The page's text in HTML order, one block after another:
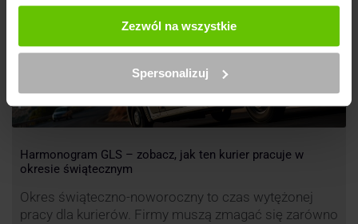
Zezwól na wszystkie
Spersonalizuj
Harmonogram GLS – zobacz, jak ten kurier pracuje w
okresie świątecznym
Okres świąteczno-noworoczny to czas wytężonej
pracy dla kurierów. Firmy muszą zmagać się zarówno